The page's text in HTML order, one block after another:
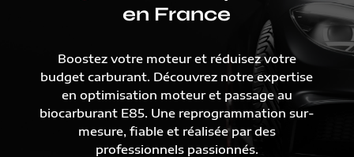
en France
Boostez votre moteur et réduisez votre
budget carburant. Découvrez notre expertise
en optimisation moteur et passage au
biocarburant E85. Une reprogrammation sur-
mesure, fiable et réalisée par des
professionnels passionnés.